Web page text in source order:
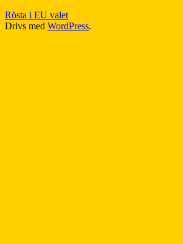
Rösta i EU valet
Drivs med WordPress.